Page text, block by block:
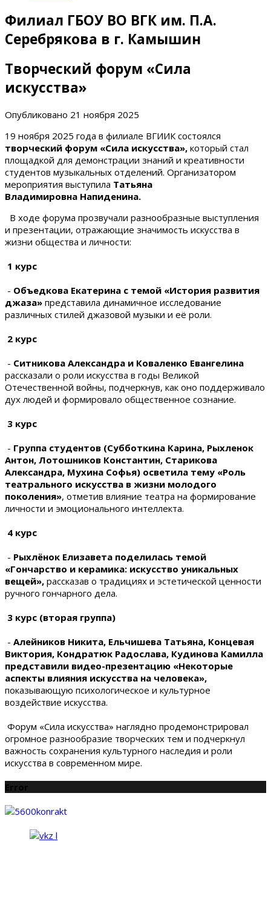
Филиал ГБОУ ВО ВГК им. П.А.
Серебрякова в г. Камышин
Творческий форум «Сила
искусства»
Опубликовано 21 ноября 2025
19 ноября 2025 года в филиале ВГИИК состоялся
творческий форум «Сила искусства», который стал
площадкой для демонстрации знаний и креативности
студентов музыкальных отделений. Организатором
мероприятия выступила Татьяна
Владимировна Напиденина.
В ходе форума прозвучали разнообразные выступления
и презентации, отражающие значимость искусства в
жизни общества и личности:
1 курс
- Объедкова Екатерина с темой «История развития
джаза» представила динамичное исследование
различных стилей джазовой музыки и её роли.
2 курс
- Ситникова Александра и Коваленко Евангелина
рассказали о роли искусства в годы Великой
Отечественной войны, подчеркнув, как оно поддерживало
дух людей и формировало общественное сознание.
3 курс
- Группа студентов (Субботкина Карина, Рыхленок
Антон, Лотошников Константин, Старикова
Александра, Мухина Софья) осветила тему «Роль
театрального искусства в жизни молодого
поколения», отметив влияние театра на формирование
личности и эмоционального интеллекта.
4 курс
- Рыхлёнок Елизавета поделилась темой
«Гончарство и керамика: искусство уникальных
вещей», рассказав о традициях и эстетической ценности
ручного гончарного дела.
3 курс (вторая группа)
- Алейников Никита, Ельчишева Татьяна, Концевая
Виктория, Кондратюк Радослава, Кудинова Камилла
представили видео-презентацию «Некоторые
аспекты влияния искусства на человека»,
показывающую психологическое и культурное
воздействие искусства.
Форум «Сила искусства» наглядно продемонстрировал
огромное разнообразие творческих тем и подчеркнул
важность сохранения культурного наследия и роли
искусства в современном мире.
Error